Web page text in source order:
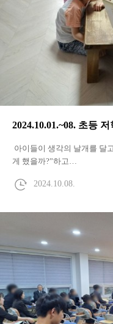
2024.10.01.~08. 초등
아이들이 생각의 날개를 달
게 했을까?”하고…
2024.10.08.